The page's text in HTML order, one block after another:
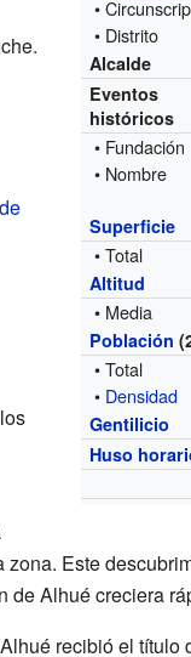
•
• Distrito
Alcalde
Eventos
históricos
• Fundación
• Nombre
Superficie
• Total
Altitud
• Media
Población
• Total
• Densidad
Gentilicio
Huso
Este
de Alhué creciera
recibió el